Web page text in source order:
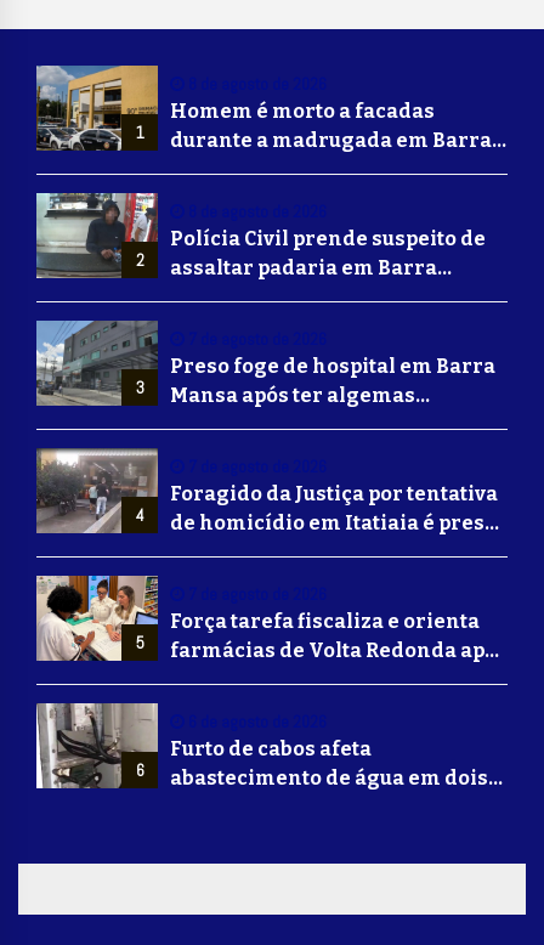
1
Homem é morto a facadas
durante a madrugada em Barra
Mansa
2
Polícia Civil prende suspeito de
assaltar padaria em Barra
Mansa
3
Preso foge de hospital em Barra
Mansa após ter algemas
retiradas para usar banheiro
4
Foragido da Justiça por tentativa
de homicídio em Itatiaia é preso
em Volta Redonda
5
Força tarefa fiscaliza e orienta
farmácias de Volta Redonda após
alerta de falsificação de
6
Furto de cabos afeta
abastecimento de água em dois